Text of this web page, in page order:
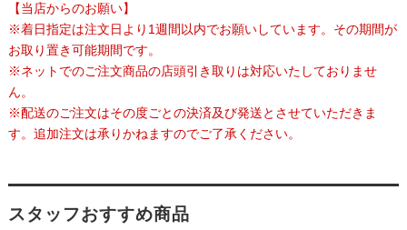
【当店からのお願い】
※着日指定は注文日より1週間以内でお願いしています。その期間が
お取り置き可能期間です。
※ネットでのご注文商品の店頭引き取りは対応いたしておりませ
ん。
※配送のご注文はその度ごとの決済及び発送とさせていただきま
す。追加注文は承りかねますのでご了承ください。
スタッフおすすめ商品